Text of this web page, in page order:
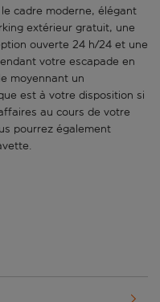
cadre moderne, élégant
extérieur gratuit, une
ouverte 24 h/24 et une
votre escapade en
moyennant un
est à votre disposition si
au cours de votre
pourrez également